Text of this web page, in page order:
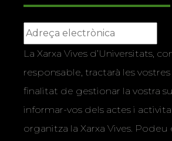
La Xarxa Vives d’Universitats,
responsable, tractarà les
finalitat de gestionar la vostra
informar-vos dels actes i
organitza la Xarxa Vives. Podeu